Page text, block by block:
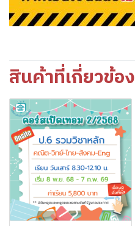
สินค้าที่เกี่ยวข้อง